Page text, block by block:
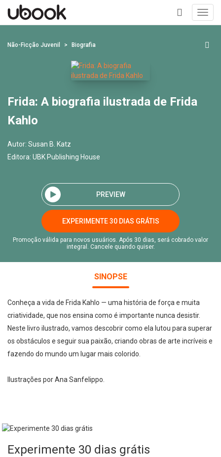
+
Não-Ficção Juvenil Biografia
Frida: A biografia ilustrada de Frida
Kahlo
Autor: Susan B. Katz
Editora: UBK Publishing House
PREVIEW
EXPERIMENTE 30 DIAS GRÁTIS
Promoção válida para novos usuários. Após 30 dias, será cobrado valor
integral. Cancele quando quiser.
SINOPSE
Conheça a vida de Frida Kahlo — uma história de força e muita
criatividade, que nos ensina como é importante nunca desistir.
Neste livro ilustrado, vamos descobrir como ela lutou para superar
os obstáculos e seguir sua paixão, criando obras de arte incríveis e
fazendo do mundo um lugar mais colorido.
Ilustrações por Ana Sanfelippo.
Experimente 30 dias grátis